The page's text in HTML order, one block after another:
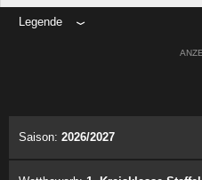
Legende
Saison: 2026/2027